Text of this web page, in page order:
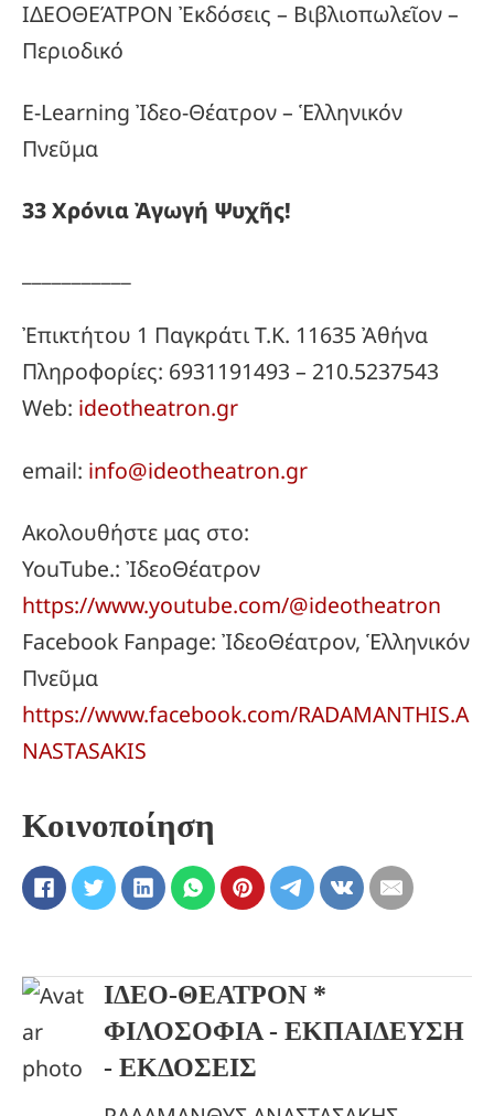
ΙΔΕΟΘΕΆΤΡΟΝ Ἐκδόσεις – Βιβλιοπωλεῖον –
Περιοδικό
E-Learning Ἰδεο-Θέατρον – Ἑλληνικόν
Πνεῦμα
33ΧρόνιαἈγωγή Ψυχῆς!
Ἐπικτήτου 1 Παγκράτι Τ.Κ. 11635 Ἀθήνα
Πληροφορίες: 6931191493 – 210.5237543
Web: ideotheatron.gr
email: info@ideotheatron.gr
Ακολουθήστε μας στο:
YouTube.: ἸδεοΘέατρον
https://www.youtube.com/@ideotheatron
Facebook Fanpage: ἸδεοΘέατρον, Ἑλληνικόν
Πνεῦμα
https://www.facebook.com/RADAMANTHIS.A
NASTASAKIS
Κοινοποίηση
ΙΔΕΟ-ΘΕΑΤΡΟΝ *
ΦΙΛΟΣΟΦΙΑ - ΕΚΠΑΙΔΕΥΣΗ
- ΕΚΔΟΣΕΙΣ